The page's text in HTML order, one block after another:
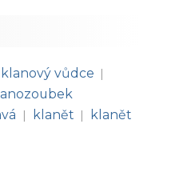
klanový vůdce |
| klanět |
klanět